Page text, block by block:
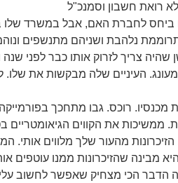
רואת חשבון וסמנכ"ל
ביחס לחברת האם, אבל במשרד
נלהבת ושניהם מתנשפים
שהיה צריך לזרוק אותו כבר לפני שנה
העיניים שלה מבקשות את שלו.
רוכס. גבו מתחכך בפורמייקה
ממשיכות את הקווים
מהעור שלך מלווים
מבינה שהזיכרונות ממנו
הדבר הכי מצחיק שאפשר לחשוב